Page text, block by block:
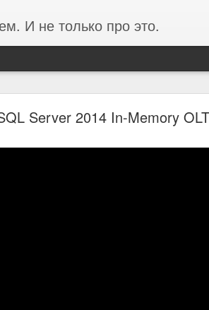
Server 2014 In-Memory
И не только про это.
производительности